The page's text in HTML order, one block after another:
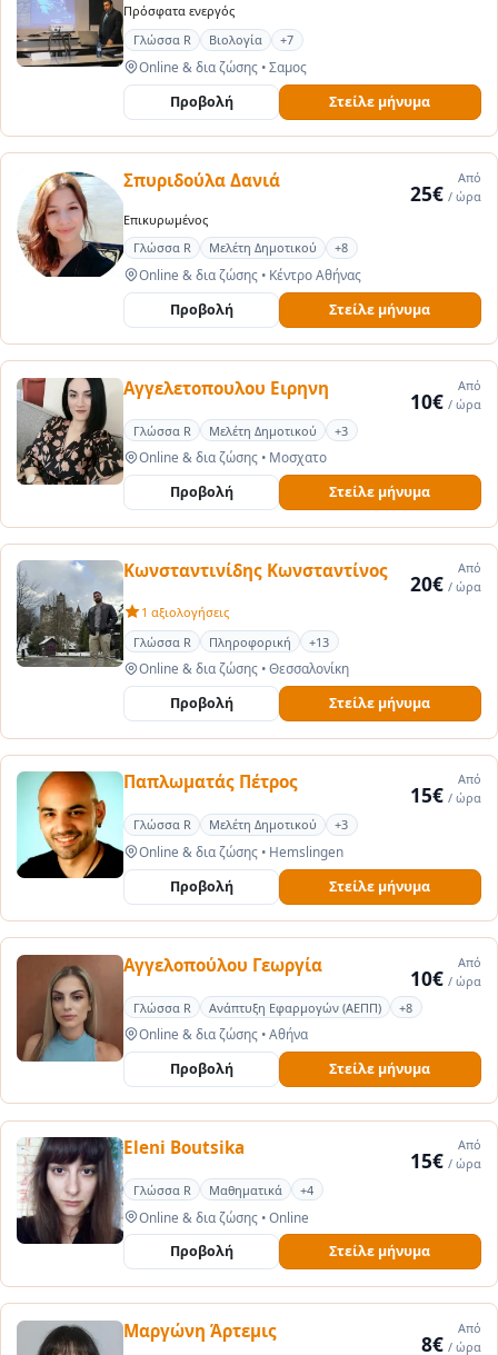
Πρόσφατα ενεργός
Γλώσσα R
Βιολογία +7
Online & δια ζώσης •Σαμος
Προβολή Στείλε μήνυμα
Σπυριδούλα Δανιά Από
25€ / ώρα
Επικυρωμένος
Γλώσσα R
Μελέτη Δημοτικού +8
Online & δια ζώσης •Κέντρο Αθήνας
Προβολή Στείλε μήνυμα
Αγγελετοπουλου Ειρηνη Από
10€ / ώρα
Γλώσσα R
Μελέτη Δημοτικού +3
Online & δια ζώσης •Μοσχατο
Προβολή Στείλε μήνυμα
Κωνσταντινίδης Κωνσταντίνος Από
20€ / ώρα
1 αξιολογήσεις
Γλώσσα R
Πληροφορική +13
Online & δια ζώσης •Θεσσαλονίκη
Προβολή Στείλε μήνυμα
Παπλωματάς Πέτρος Από
15€ / ώρα
Γλώσσα R
Μελέτη Δημοτικού +3
Online & δια ζώσης •Hemslingen
Προβολή Στείλε μήνυμα
Αγγελοπούλου Γεωργία Από
10€ / ώρα
Γλώσσα R
Ανάπτυξη Εφαρμογών (ΑΕΠΠ) +8
Online & δια ζώσης •Αθήνα
Προβολή Στείλε μήνυμα
Eleni Boutsika Από
15€ / ώρα
Γλώσσα R
Μαθηματικά +4
Online & δια ζώσης •Online
Προβολή Στείλε μήνυμα
Μαργώνη Άρτεμις Από
8€ / ώρα